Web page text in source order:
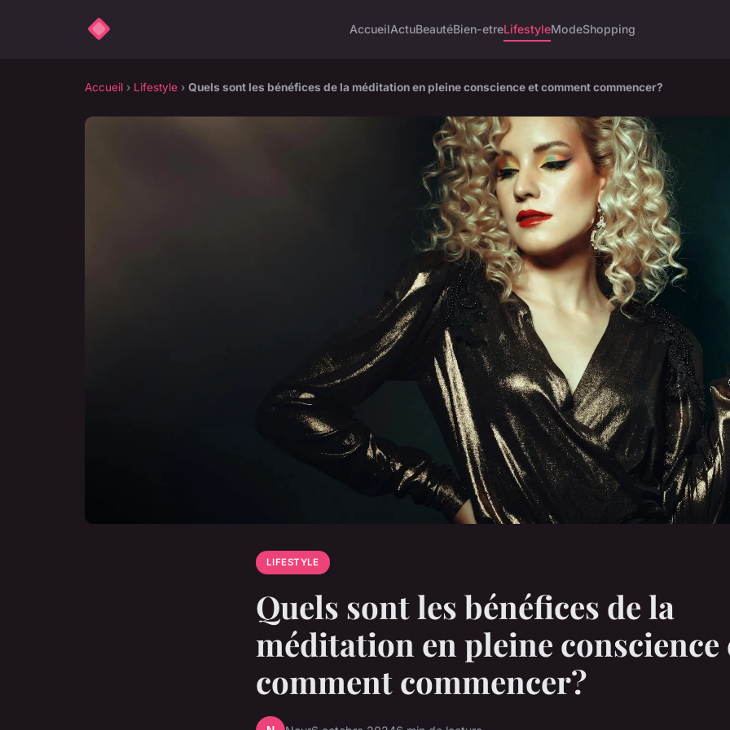
AccueilActuBeautéBien-etreLifestyleModeShopping
Accueil › Lifestyle › Quels sont les bénéfices de la méditation en pleine conscience et comment commencer?
LIFESTYLE
Quels sont les bénéfices de la
méditation en pleine conscience
comment commencer?